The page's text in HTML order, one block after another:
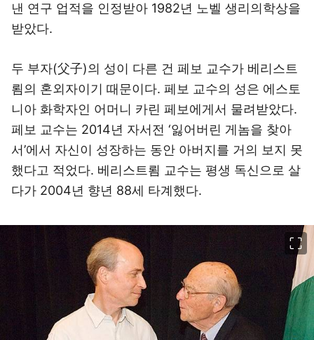
낸 연구 업적을 인정받아 1982년 노벨 생리의학상을
받았다.
두 부자(父子)의 성이 다른 건 페보 교수가 베리스트
룀의 혼외자이기 때문이다. 페보 교수의 성은 에스토
니아 화학자인 어머니 카린 페보에게서 물려받았다.
페보 교수는 2014년 자서전 ‘잃어버린 게놈을 찾아
서’에서 자신이 성장하는 동안 아버지를 거의 보지 못
했다고 적었다. 베리스트룀 교수는 평생 독신으로 살
다가 2004년 향년 88세 타계했다.